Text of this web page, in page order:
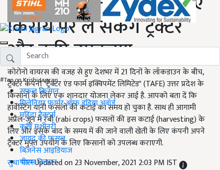
#Top on Krishi Jagran
सफल किसान
मिलेनियर फार्मर ऑफ इंडिया अवॉर्ड
महिंद्रा ट्रैक्टर्स
कृषि मशीनरी
जायद की फसल
बिज़नेस आइडियाज
पीएम किसान
किराये पर ले सकेंगे ट्रैक्टर
और कृषि उपकरण
कोरोनो वायरस की वजह से हुए देशभर में 21 दिनों के लॉकडाउन के बीच,
ट्रैक्टर कंपनी "ट्रैक्टर एंड फार्म इक्विपमेंट लिमिटेड" (TAFE) उत्तर प्रदेश के
किसानों के लिए एक शानदार योजना लेकर आई है. आपको बता दें कि
हार्वेस्टिंग यानी फसलों की कटाई का समय हो चुका है. साथ ही आगामी
अप्रैल-जून में रबी (rabi crops) फसलों की इस कटाई (harvesting) के
लिए और इसके बाद के समय में की जाने वाली खेती के लिए कंपनी अपने
ट्रैक्टर मुफ़्त उपयोग के लिए किसानों को उपलब्ध कराएगी.
सुधा पालUpdated on 23 November, 2021 2:03 PM IST